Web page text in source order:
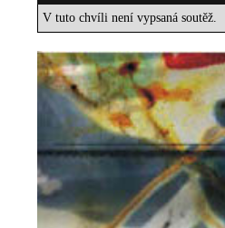
V tuto chvíli není vypsaná soutěž.